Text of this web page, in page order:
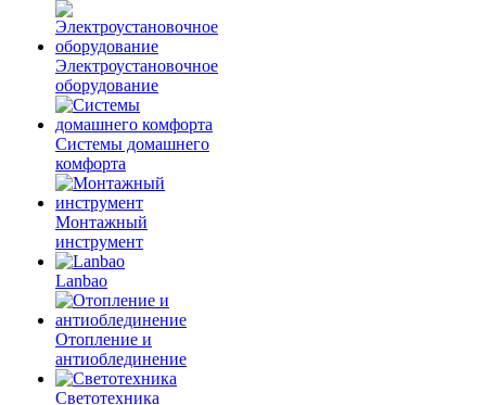
Электроустановочное
оборудование
Системы домашнего
комфорта
Монтажный
инструмент
Lanbao
Отопление и
антиоблединение
Светотехника